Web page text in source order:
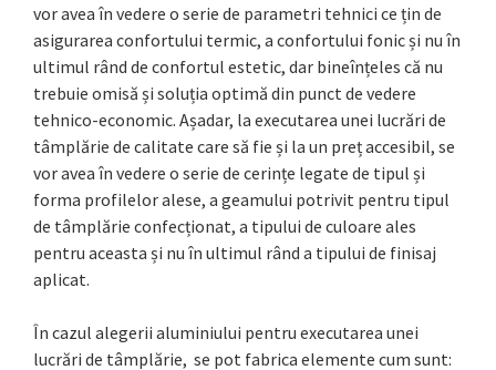
vor avea în vedere o serie de parametri tehnici ce țin de
asigurarea confortului termic, a confortului fonic și nu în
ultimul rând de confortul estetic, dar bineînțeles că nu
trebuie omisă și soluția optimă din punct de vedere
tehnico-economic. Așadar, la executarea unei lucrări de
tâmplărie de calitate care să fie și la un preț accesibil, se
vor avea în vedere o serie de cerințe legate de tipul și
forma profilelor alese, a geamului potrivit pentru tipul
de tâmplărie confecționat, a tipului de culoare ales
pentru aceasta și nu în ultimul rând a tipului de finisaj
aplicat.
În cazul alegerii aluminiului pentru executarea unei
lucrări de tâmplărie, se pot fabrica elemente cum sunt: